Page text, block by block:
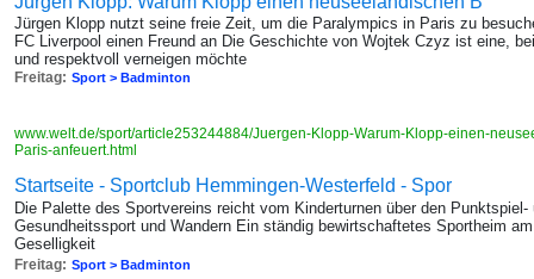
Jürgen Klopp nutzt seine freie Zeit, um die Paralympics in Paris zu
FC Liverpool einen Freund an Die Geschichte von Wojtek Czyz ist eine,
und respektvoll verneigen möchte
Freitag: Sport > Badminton
www.welt.de/sport/article253244884/Juergen-Klopp-Warum-Klopp-einen-
Paris-anfeuert.html
Startseite - Sportclub Hemmingen-Westerfeld - Spor
Die Palette des Sportvereins reicht vom Kinderturnen über den
Gesundheitssport und Wandern Ein ständig bewirtschaftetes Sportheim
Geselligkeit
Freitag: Sport > Badminton